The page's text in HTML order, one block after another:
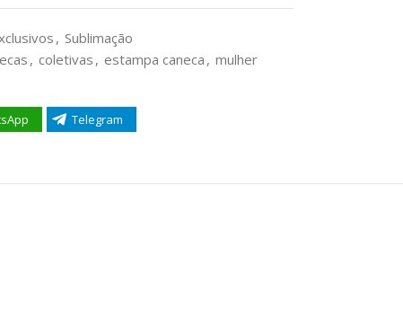
, Sublimação
, coletivas , estampa caneca , mulher
Telegram